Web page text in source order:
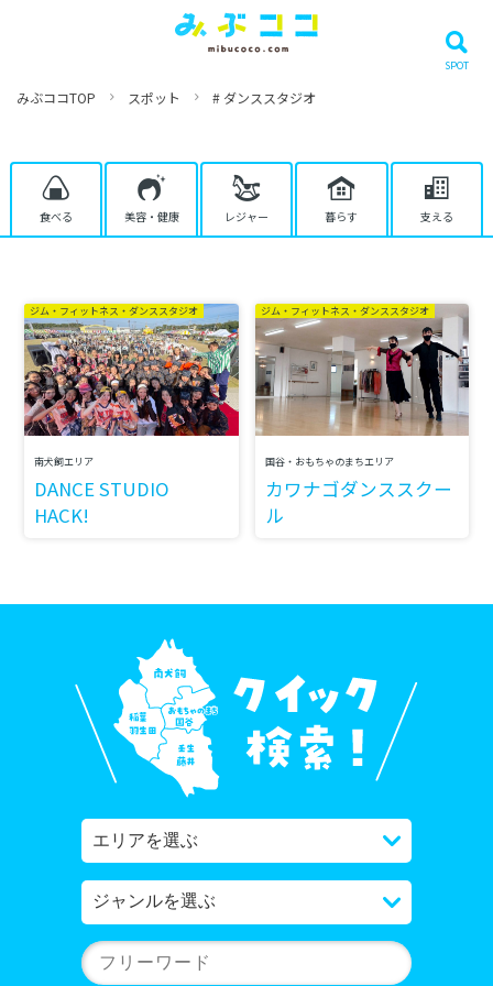
みぶココTOP スポット # ダンススタジオ
食べる 美容・健康 レジャー 暮らす 支える
ジム・フィットネス・ダンススタジオ
南犬飼エリア
DANCE STUDIO
HACK!
ジム・フィットネス・ダンススタジオ
国谷・おもちゃのまちエリア
カワナゴダンススクー
ル